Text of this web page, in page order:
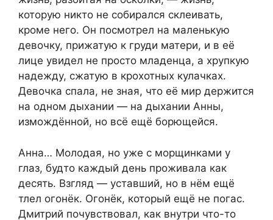
которую никто не собирался склеивать,
кроме него. Он посмотрел на маленькую
девочку, прижатую к груди матери, и в её
лице увидел не просто младенца, а хрупкую
надежду, сжатую в крохотных кулачках.
Девочка спала, не зная, что её мир держится
на одном дыхании — на дыхании Анны,
измождённой, но всё ещё борющейся.
Анна… Молодая, но уже с морщинками у
глаз, будто каждый день проживала как
десять. Взгляд — уставший, но в нём ещё
тлел огонёк. Огонёк, который ещё не погас.
Дмитрий почувствовал, как внутри что-то